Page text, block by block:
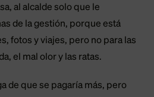
al alcalde solo que le
de la gestión, porque está
fotos y viajes, pero no para las
el mal olor y las ratas.
de que se pagaría más, pero